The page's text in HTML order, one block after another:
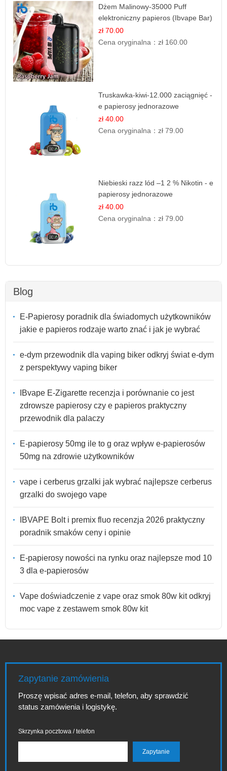
Dżem Malinowy-35000 Puff
elektroniczny papieros (Ibvape Bar)
zł 70.00
Cena oryginalna：zł 160.00
Truskawka-kiwi-12.000 zaciągnięć -
e papierosy jednorazowe
zł 40.00
Cena oryginalna：zł 79.00
Niebieski razz lód –1 2 % Nikotin - e
papierosy jednorazowe
zł 40.00
Cena oryginalna：zł 79.00
Blog
E-Papierosy poradnik dla świadomych użytkowników
jakie e papieros rodzaje warto znać i jak je wybrać
e-dym przewodnik dla vaping biker odkryj świat e-dym
z perspektywy vaping biker
IBvape E-Zigarette recenzja i porównanie co jest
zdrowsze papierosy czy e papieros praktyczny
przewodnik dla palaczy
E-papierosy 50mg ile to g oraz wpływ e-papierosów
50mg na zdrowie użytkowników
vape i cerberus grzalki jak wybrać najlepsze cerberus
grzalki do swojego vape
IBVAPE Bolt i premix fluo recenzja 2026 praktyczny
poradnik smaków ceny i opinie
E-papierosy nowości na rynku oraz najlepsze mod 10
3 dla e-papierosów
Vape doświadczenie z vape oraz smok 80w kit odkryj
moc vape z zestawem smok 80w kit
Zapytanie zamówienia
Proszę wpisać adres e-mail, telefon, aby sprawdzić
status zamówienia i logistykę.
Skrzynka pocztowa / telefon